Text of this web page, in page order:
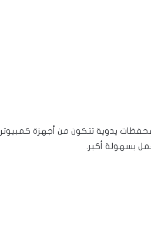
على شكل محفظات يدوية تتكون من أجهزة كمبيوتر
بسهولة أكبر.